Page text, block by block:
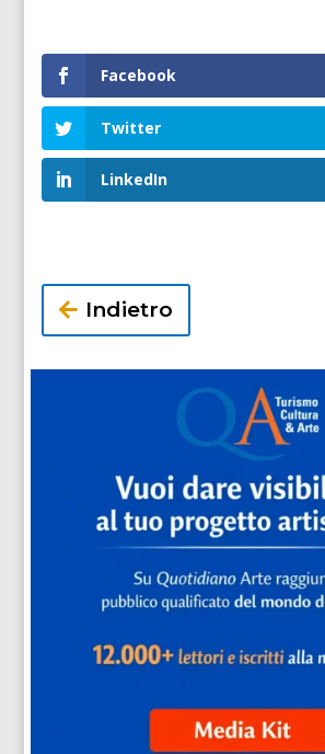
Facebook
Twitter
LinkedIn
Indietro